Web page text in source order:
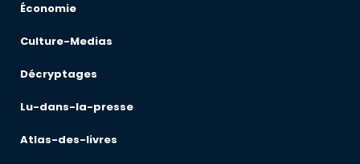
Économie
Culture-Medias
Décryptages
Lu-dans-la-presse
Atlas-des-livres